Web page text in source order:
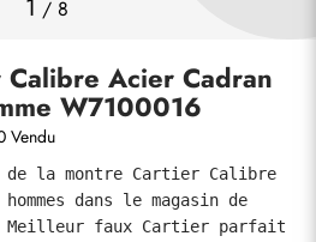
1 / 8
Acier Cadran
W7100016
Vendu
de la montre Cartier Calibre
dans le magasin de
Meilleur faux Cartier parfait